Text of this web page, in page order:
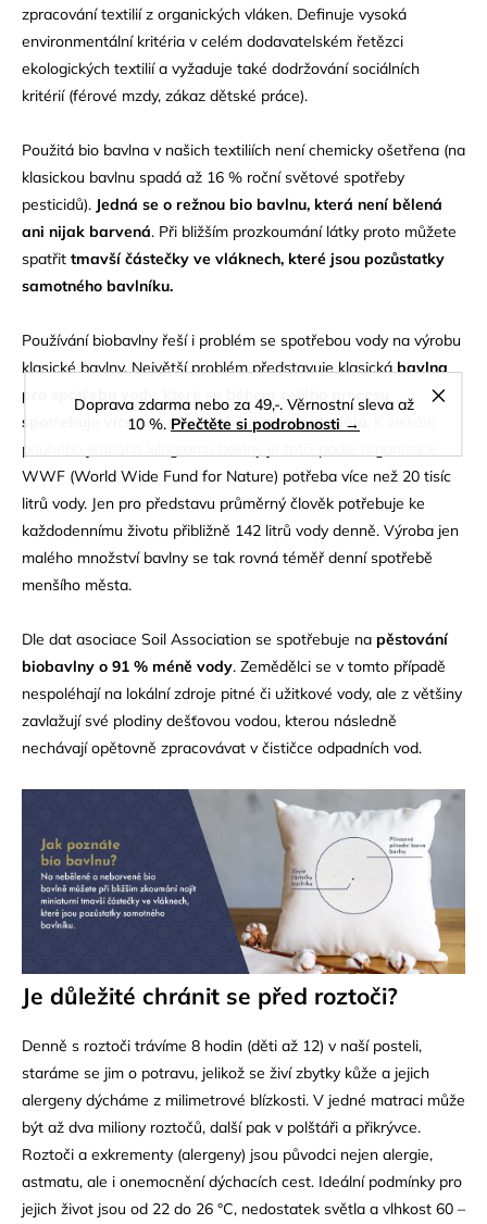
Doprava zdarma nebo za 49,-. Věrnostní sleva až
10 %. Přečtěte si podrobnosti →
zpracování textilií z organických vláken. Definuje vysoká
environmentální kritéria v celém dodavatelském řetězci
ekologických textilií a vyžaduje také dodržování sociálních
kritérií (férové mzdy, zákaz dětské práce).
Použitá bio bavlna v našich textiliích není chemicky ošetřena (na
klasickou bavlnu spadá až 16 % roční světové spotřeby
pesticidů). Jedná se o režnou bio bavlnu, která není bělená
ani nijak barvená. Při bližším prozkoumání látky proto můžete
spatřit tmavší částečky ve vláknech, které jsou pozůstatky
samotného bavlníku.
Používání biobavlny řeší i problém se spotřebou vody na výrobu
klasické bavlny. Největší problém představuje klasickábavlna
pro spotřebu vody, které se během celého procesu
spotřebuje více než při výrobě jiných materiálů
pouhého jednoho kilogramu bavlny je totiž podle organizace
WWF (World Wide Fund for Nature) potřeba více než 20 tisíc
litrů vody. Jen pro představu průměrný člověk potřebuje ke
každodennímu životu přibližně 142 litrů vody denně. Výroba jen
malého množství bavlny se tak rovná téměř denní spotřebě
menšího města.
Dle dat asociace Soil Association se spotřebuje na pěstování
biobavlny o 91 % méně vody. Zemědělci se v tomto případě
nespoléhají na lokální zdroje pitné či užitkové vody, ale z většiny
zavlažují své plodiny dešťovou vodou, kterou následně
nechávají opětovně zpracovávat v čističce odpadních vod.
Je důležité chránit se před roztoči?
Denně s roztoči trávíme 8 hodin (děti až 12) v naší posteli,
staráme se jim o potravu, jelikož se živí zbytky kůže a jejich
alergeny dýcháme z milimetrové blízkosti. V jedné matraci může
být až dva miliony roztočů, další pak v polštáři a přikrývce.
Roztoči a exkrementy (alergeny) jsou původci nejen alergie,
astmatu, ale i onemocnění dýchacích cest. Ideální podmínky pro
jejich život jsou od 22 do 26 °C, nedostatek světla a vlhkost 60 –